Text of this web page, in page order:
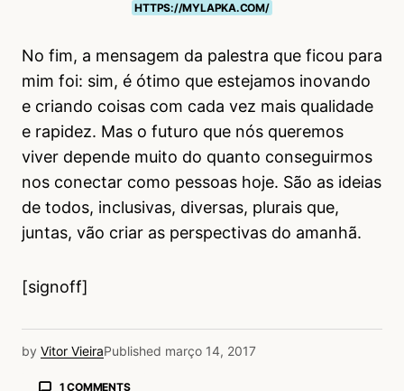
HTTPS://MYLAPKA.COM/
No fim, a mensagem da palestra que ficou para
mim foi: sim, é ótimo que estejamos inovando
e criando coisas com cada vez mais qualidade
e rapidez. Mas o futuro que nós queremos
viver depende muito do quanto conseguirmos
nos conectar como pessoas hoje. São as ideias
de todos, inclusivas, diversas, plurais que,
juntas, vão criar as perspectivas do amanhã.
[signoff]
by Vitor VieiraPublished março 14, 2017
1 COMMENTS